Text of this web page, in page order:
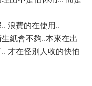
浪費的在使用..
紙會不夠..本來在出
才在怪別人收的快怕